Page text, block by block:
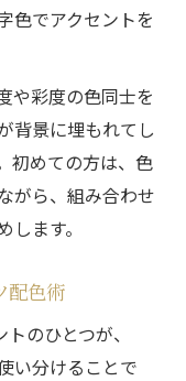
色でアクセントを
や彩度の色同士を
背景に埋もれてし
初めての方は、色
がら、組み合わせ
ます。
配色術
のひとつが、
い分けることで